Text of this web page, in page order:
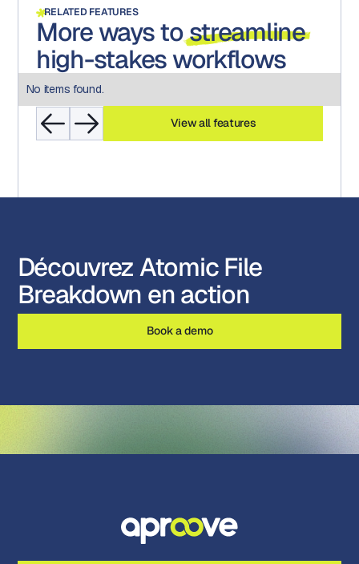
RELATED FEATURES
More ways tostreamline
high-stakes workflows
No items found.
View all features
Découvrez Atomic File
Breakdown en action
Book a demo